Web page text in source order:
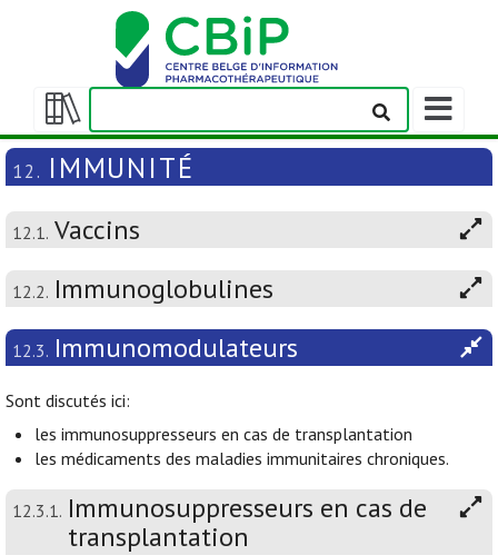
Afficher/masquer
la
table
matières
Afficher/
la
barre
navigation
12. IMMUNITÉ
12.1. Vaccins
12.2. Immunoglobulines
12.3. Immunomodulateurs
Sont discutés ici:
les immunosuppresseurs en cas de transplantation
les médicaments des maladies immunitaires chroniques.
12.3.1. Immunosuppresseurs en cas de
transplantation